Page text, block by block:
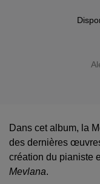
Dans cet album, la
des dernières
création du pianiste
Mevlana.